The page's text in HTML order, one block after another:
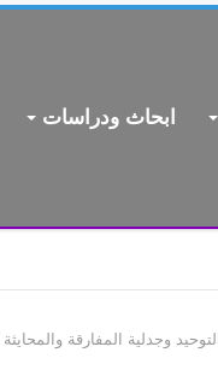
ابحاث ودراسات
وجدلية المفارقة والمحايثة